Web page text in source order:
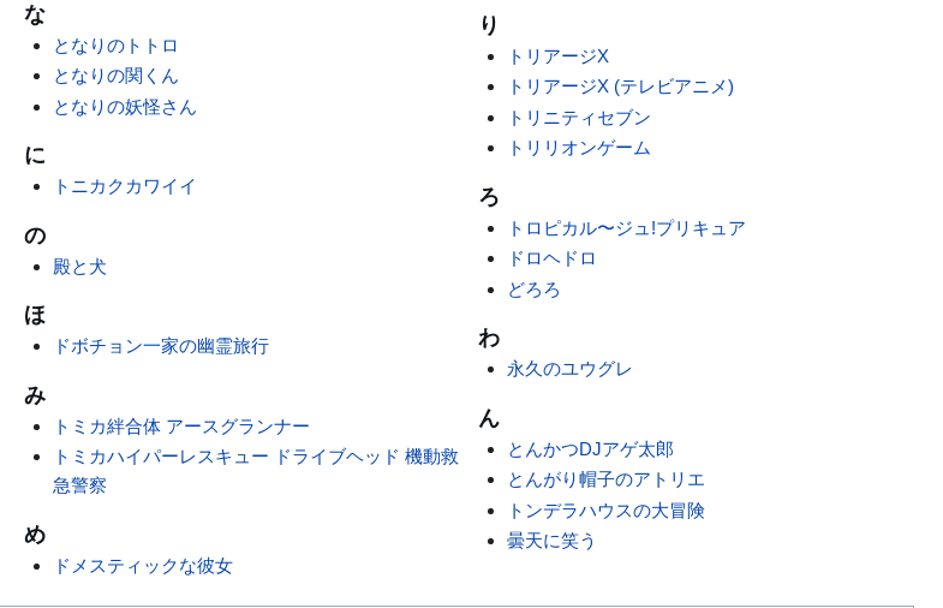
な
となりのトトロ
となりの関くん
となりの妖怪さん
に
トニカクカワイイ
の
殿と犬
ほ
ドボチョン一家の幽霊旅行
み
トミカ絆合体 アースグランナー
トミカハイパーレスキュー ドライブヘッド 機動救
急警察
め
ドメスティックな彼女
り
トリアージX
トリアージX (テレビアニメ)
トリニティセブン
トリリオンゲーム
ろ
トロピカル〜ジュ!プリキュア
ドロヘドロ
どろろ
わ
永久のユウグレ
ん
とんかつDJアゲ太郎
とんがり帽子のアトリエ
トンデラハウスの大冒険
曇天に笑う